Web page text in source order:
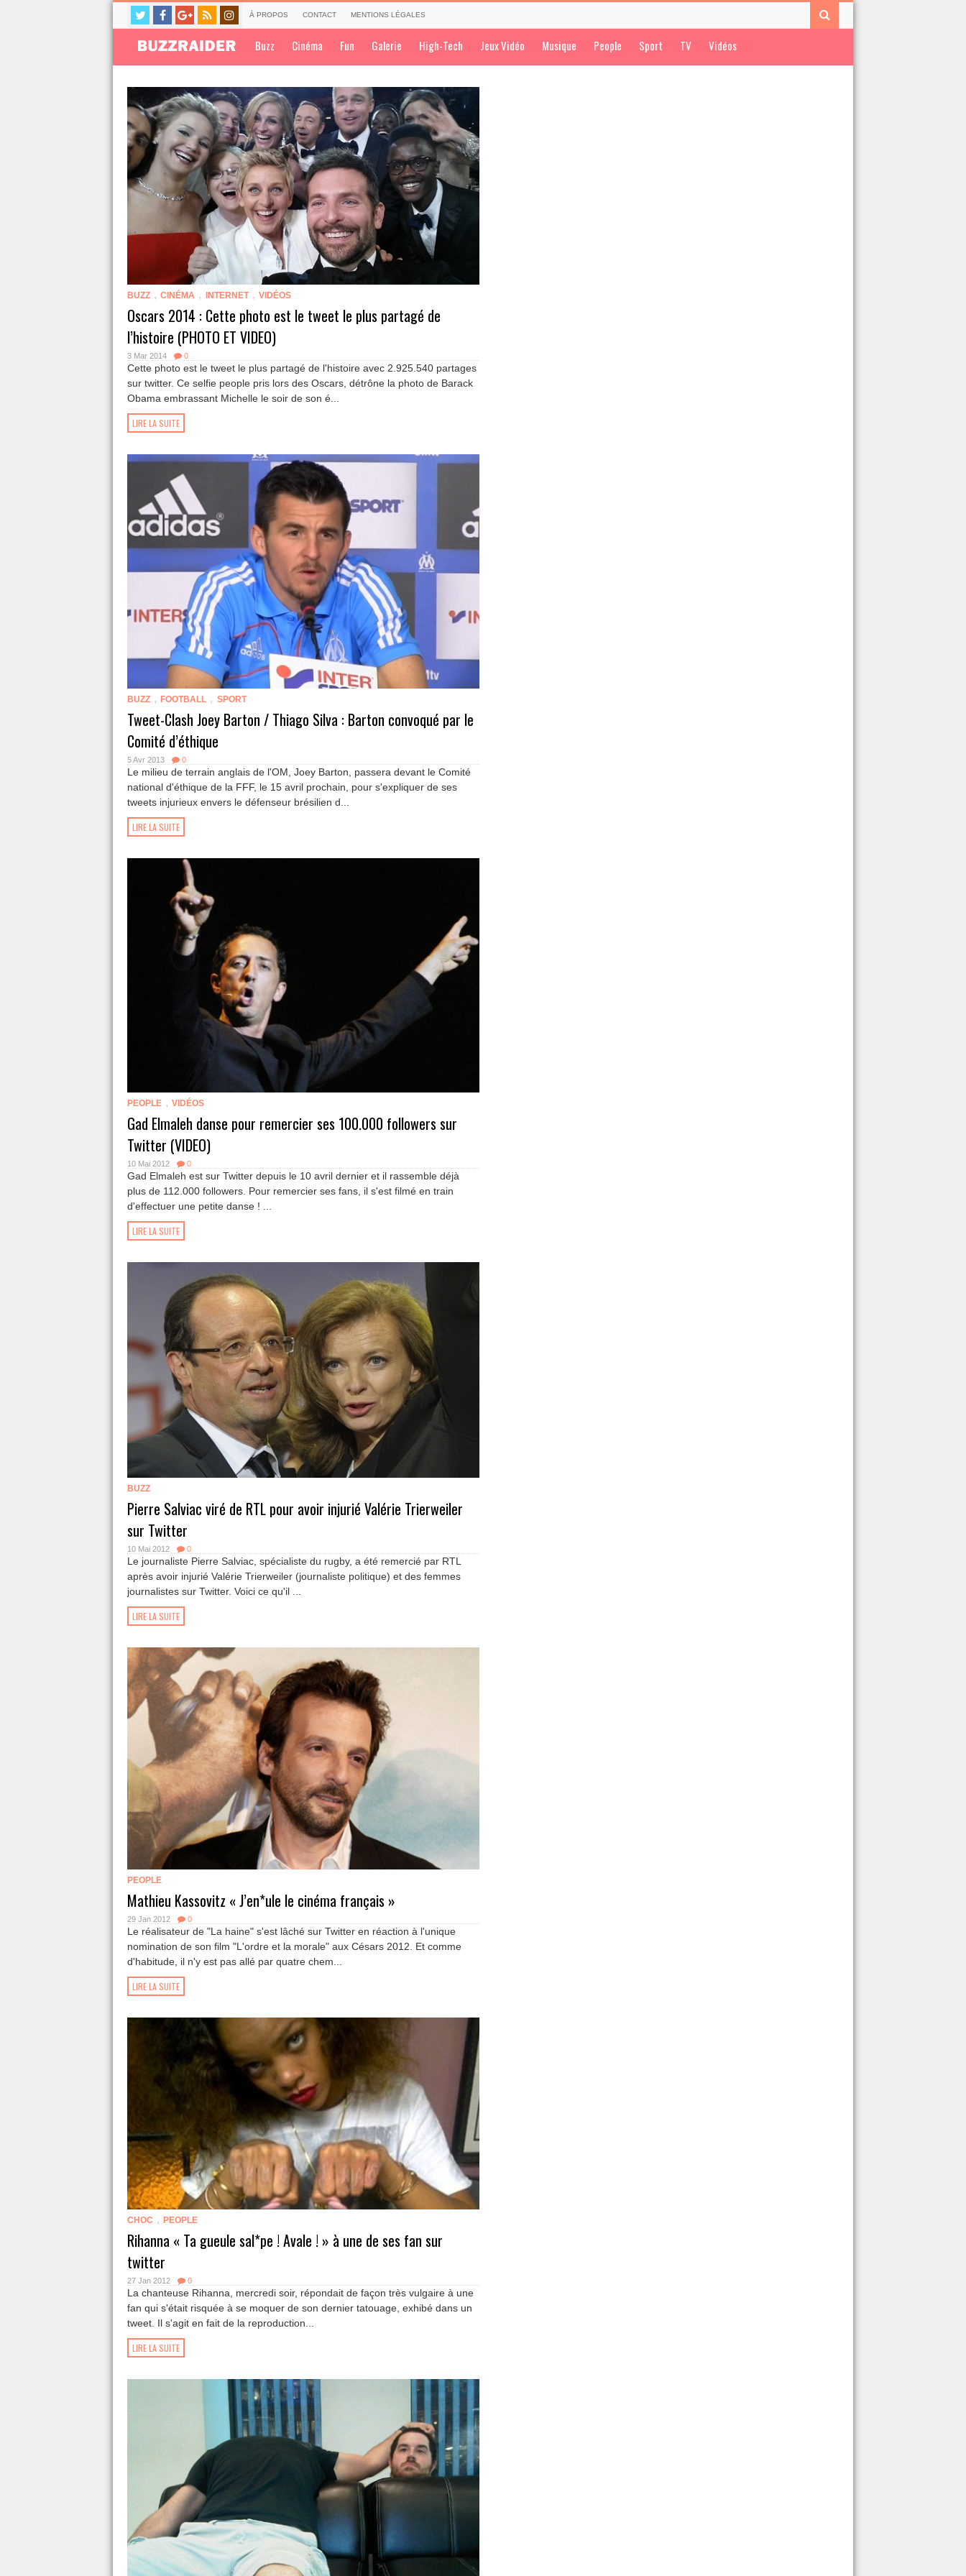
À PROPOS CONTACT MENTIONS LÉGALES
Buzz Cinéma Fun Galerie High-Tech Jeux Vidéo Musique People Sport TV Vidéos
BUZZ , CINÉMA , INTERNET , VIDÉOS
Oscars 2014 : Cette photo est le tweet le plus partagé de
l’histoire (PHOTO ET VIDEO)
3 Mar 2014 0
Cette photo est le tweet le plus partagé de l'histoire avec 2.925.540 partages
sur twitter. Ce selfie people pris lors des Oscars, détrône la photo de Barack
Obama embrassant Michelle le soir de son é...
LIRE LA SUITE
BUZZ , FOOTBALL , SPORT
Tweet-Clash Joey Barton / Thiago Silva : Barton convoqué par le
Comité d’éthique
5 Avr 2013 0
Le milieu de terrain anglais de l'OM, Joey Barton, passera devant le Comité
national d'éthique de la FFF, le 15 avril prochain, pour s'expliquer de ses
tweets injurieux envers le défenseur brésilien d...
LIRE LA SUITE
PEOPLE , VIDÉOS
Gad Elmaleh danse pour remercier ses 100.000 followers sur
Twitter (VIDEO)
10 Mai 2012 0
Gad Elmaleh est sur Twitter depuis le 10 avril dernier et il rassemble déjà
plus de 112.000 followers. Pour remercier ses fans, il s'est filmé en train
d'effectuer une petite danse ! ...
LIRE LA SUITE
BUZZ
Pierre Salviac viré de RTL pour avoir injurié Valérie Trierweiler
sur Twitter
10 Mai 2012 0
Le journaliste Pierre Salviac, spécialiste du rugby, a été remercié par RTL
après avoir injurié Valérie Trierweiler (journaliste politique) et des femmes
journalistes sur Twitter. Voici ce qu'il ...
LIRE LA SUITE
PEOPLE
Mathieu Kassovitz « J’en*ule le cinéma français »
29 Jan 2012 0
Le réalisateur de "La haine" s'est lâché sur Twitter en réaction à l'unique
nomination de son film "L'ordre et la morale" aux Césars 2012. Et comme
d'habitude, il n'y est pas allé par quatre chem...
LIRE LA SUITE
CHOC , PEOPLE
Rihanna « Ta gueule sal*pe ! Avale ! » à une de ses fan sur
twitter
27 Jan 2012 0
La chanteuse Rihanna, mercredi soir, répondait de façon très vulgaire à une
fan qui s'était risquée à se moquer de son dernier tatouage, exhibé dans un
tweet. Il s'agit en fait de la reproduction...
LIRE LA SUITE